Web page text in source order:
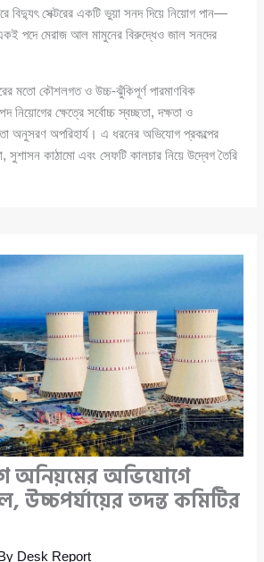
বিদ্যুৎ সেক্টরের একটি ভুয়া সনদ দিয়ে নিয়োগ পান—
পদে মেরাজ আল মামুনের বিরুদ্ধেও জাল সনদের
মতো কৌশলগত ও উচ্চ-ঝুঁকিপূর্ণ পারমাণবিক
নিয়োগের ক্ষেত্রে সর্বোচ্চ স্বচ্ছতা, দক্ষতা ও
অনুসরণ অপরিহার্য। এ ধরনের অভিযোগ প্রকল্পের
সুশাসন কাঠামো এবং সেফটি কালচার নিয়ে উদ্বেগ তৈরি
অনিয়মের অভিযোগে
উচ্চপর্যায়ের তদন্ত কমিটির
Desk Report